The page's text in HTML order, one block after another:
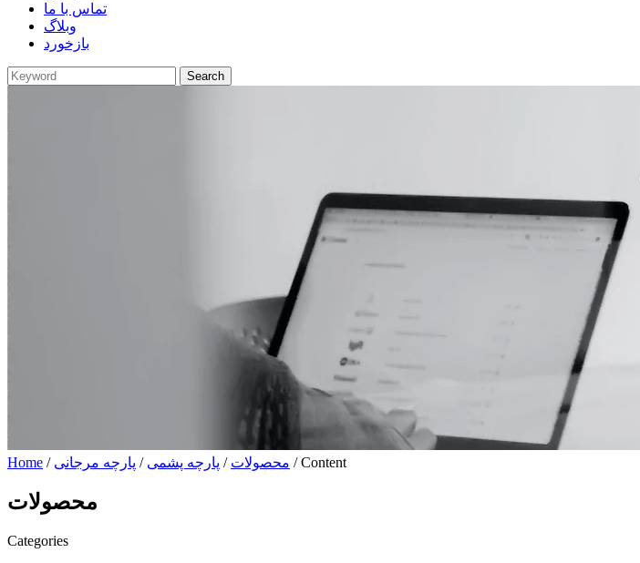
تماس با ما
وبلاگ
بازخورد
Home / محصولات / پارچه پشمی / پارچه مرجانی / Content
محصولات
Categories